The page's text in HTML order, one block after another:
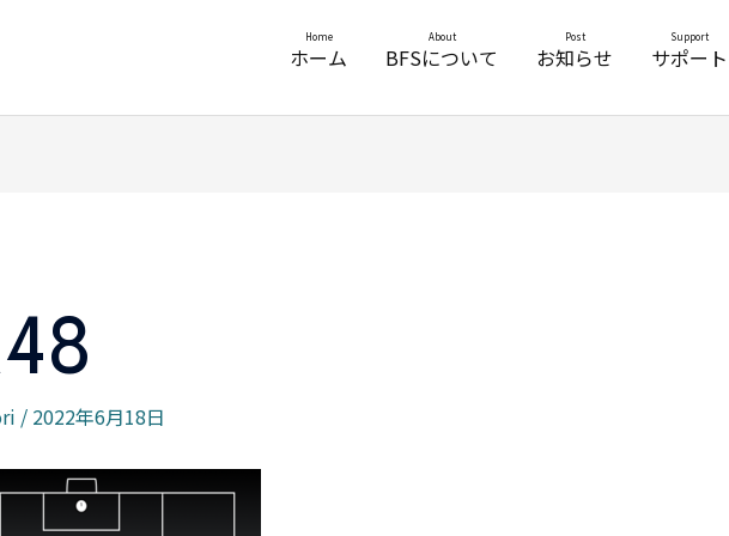
ホーム
Home
BFSについて
About
お知らせ
Post
サポート
Support
/ 2022年6月18日